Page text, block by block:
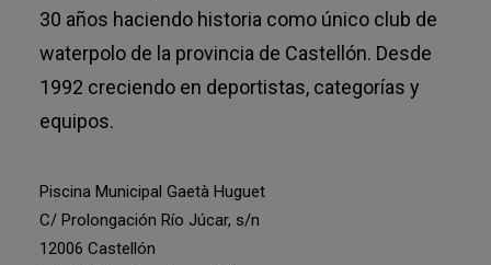
30 años haciendo historia como único club de
waterpolo de la provincia de Castellón. Desde
1992 creciendo en deportistas, categorías y
equipos.
Piscina Municipal Gaetà Huguet
C/ Prolongación Río Júcar, s/n
12006 Castellón